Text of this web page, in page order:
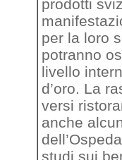
prodotti
per la loro
potranno
livello
d’oro. La
versi
anche
studi sui